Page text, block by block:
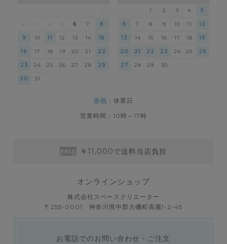
4 6 7 8
9 10 11 12 13 14 15
16 17 18 19 20 21 22
23 24 25 26 27 28 29
30 31
1 2 3 4 5
6 7 8 9 10 11 12
13 14 15 16 17 18 19
20 21 22 23 24 25 26
27 28 29 30
水色 ：休業日
営業時間：10時～17時
￥11,000で送料当店負担
オンラインショップ
株式会社スペースクリエーター
〒255-0001 神奈川県中郡大磯町高麗1-2-45
お電話でのお問い合わせ・ご注文